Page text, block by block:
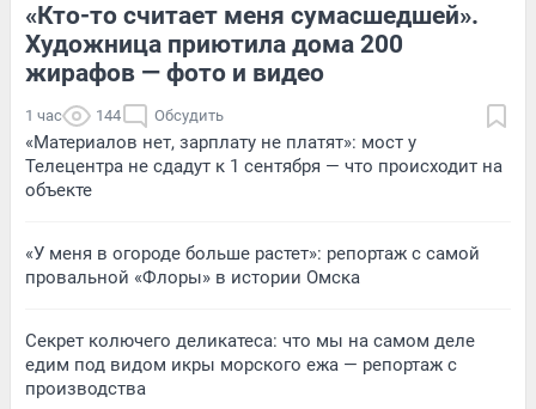
1 Обсудить 5 Обсудить
«Кто-то считает меня сумасшедшей».
Художница приютила дома 200
жирафов — фото и видео
1 час 144 Обсудить
«Материалов нет, зарплату не платят»: мост у
Телецентра не сдадут к 1 сентября — что происходит на
объекте
«У меня в огороде больше растет»: репортаж с самой
провальной «Флоры» в истории Омска
Секрет колючего деликатеса: что мы на самом деле
едим под видом икры морского ежа — репортаж с
производства